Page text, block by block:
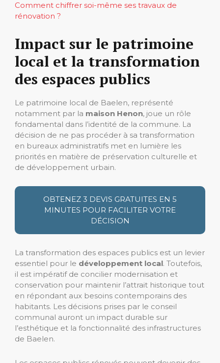
Comment chiffrer soi-même ses travaux de
rénovation ?
Impact sur le patrimoine
local et la transformation
des espaces publics
Le patrimoine local de Baelen, représenté
notamment par la maison Henon, joue un rôle
fondamental dans l’identité de la commune. La
décision de ne pas procéder à sa transformation
en bureaux administratifs met en lumière les
priorités en matière de préservation culturelle et
de développement urbain.
OBTENEZ 3 DEVIS GRATUITES EN 5
MINUTES POUR FACILITER VOTRE
DÉCISION
La transformation des espaces publics est un levier
essentiel pour le développement local. Toutefois,
il est impératif de concilier modernisation et
conservation pour maintenir l’attrait historique tout
en répondant aux besoins contemporains des
habitants. Les décisions prises par le conseil
communal auront un impact durable sur
l’esthétique et la fonctionnalité des infrastructures
de Baelen.